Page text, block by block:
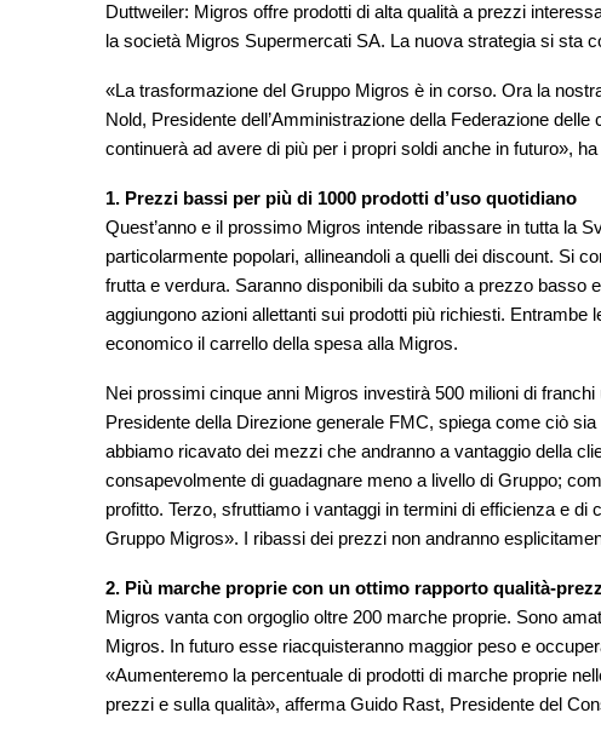
Duttweiler: Migros offre prodotti di alta qualità a prezzi
la società Migros Supermercati SA. La nuova strategia si sta
«La trasformazione del Gruppo Migros è in corso. Ora la
Nold, Presidente dell’Amministrazione della Federazione
continuerà ad avere di più per i propri soldi anche in futuro»,
1. Prezzi bassi per più di 1000 prodotti d’uso quotidiano
Quest’anno e il prossimo Migros intende ribassare in tutta la
particolarmente popolari, allineandoli a quelli dei discount. Si
frutta e verdura. Saranno disponibili da subito a prezzo basso
aggiungono azioni allettanti sui prodotti più richiesti.
economico il carrello della spesa alla Migros.
Nei prossimi cinque anni Migros investirà 500 milioni di
Presidente della Direzione generale FMC, spiega come ciò
abbiamo ricavato dei mezzi che andranno a vantaggio della
consapevolmente di guadagnare meno a livello di Gruppo;
profitto. Terzo, sfruttiamo i vantaggi in termini di efficienza e
Gruppo Migros». I ribassi dei prezzi non andranno
2. Più marche proprie con un ottimo rapporto qualità-
Migros vanta con orgoglio oltre 200 marche proprie. Sono
Migros. In futuro esse riacquisteranno maggior peso e
«Aumenteremo la percentuale di prodotti di marche proprie
prezzi e sulla qualità», afferma Guido Rast, Presidente del